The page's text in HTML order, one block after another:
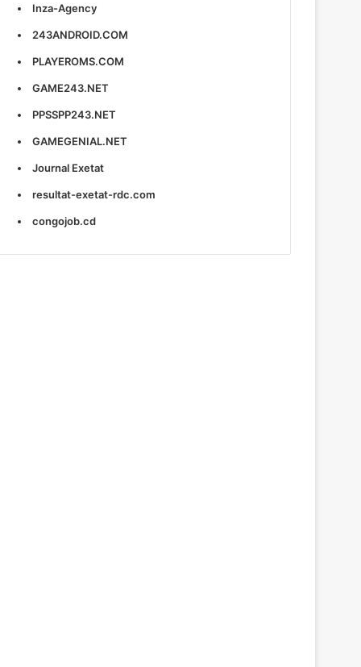
Inza-Agency
243ANDROID.COM
PLAYEROMS.COM
GAME243.NET
PPSSPP243.NET
GAMEGENIAL.NET
Journal Exetat
resultat-exetat-rdc.com
congojob.cd